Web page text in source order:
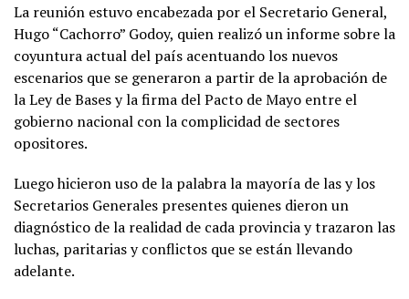
La reunión estuvo encabezada por el Secretario General,
Hugo “Cachorro” Godoy, quien realizó un informe sobre la
coyuntura actual del país acentuando los nuevos
escenarios que se generaron a partir de la aprobación de
la Ley de Bases y la firma del Pacto de Mayo entre el
gobierno nacional con la complicidad de sectores
opositores.
Luego hicieron uso de la palabra la mayoría de las y los
Secretarios Generales presentes quienes dieron un
diagnóstico de la realidad de cada provincia y trazaron las
luchas, paritarias y conflictos que se están llevando
adelante.